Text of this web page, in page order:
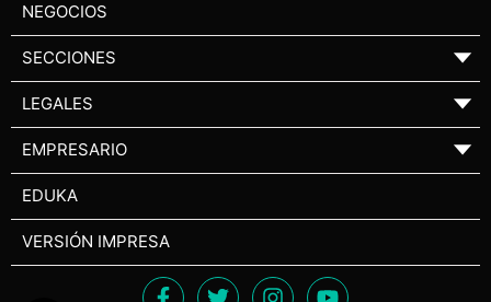
NEGOCIOS
SECCIONES ▼
LEGALES ▼
EMPRESARIO ▼
EDUKA
VERSIÓN IMPRESA